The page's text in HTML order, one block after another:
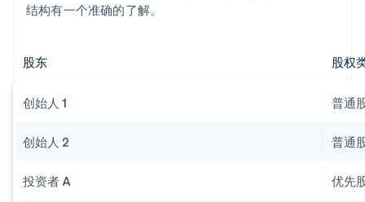
结构有一个准确的了解。
股东 股权
创始人 1 普通
创始人 2 普通
投资者 A 优先